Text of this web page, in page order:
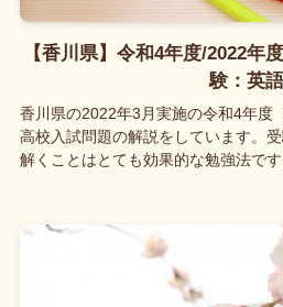
【香川県】令和4年度/2022年
験：英語
香川県の2022年3月実施の令和4年度
高校入試問題の解説をしています。
解くことはとても効果的な勉強法です